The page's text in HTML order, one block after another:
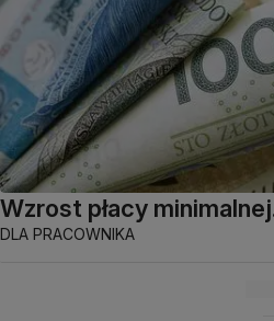
Wzrost płacy
DLA PRACOWNIKA